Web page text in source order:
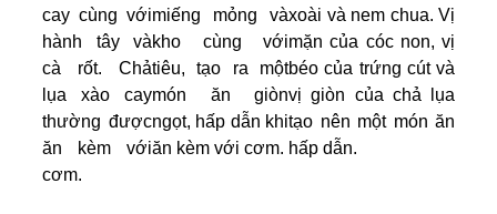
cay cùng với
hành tây và
cà rốt. Chả
lụa xào cay
thường được
ăn kèm với
cơm.
miếng mỏng và
kho cùng với
tiêu, tạo ra một
món ăn giòn
ngọt, hấp dẫn khi
ăn kèm với cơm.
xoài và nem chua. Vị
mặn của cóc non, vị
béo của trứng cút và
vị giòn của chả lụa
tạo nên một món ăn
hấp dẫn.